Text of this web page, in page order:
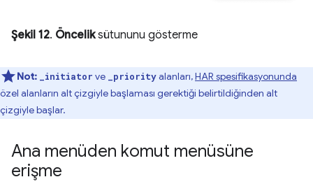
Şekil 12. Önceliksütununu gösterme
Not: _initiator ve _priorityalanları,HAR spesifikasyonunda
özel alanların alt çizgiyle başlaması gerektiği belirtildiğinden alt
çizgiyle başlar.
Ana menüden komut menüsüne
erişme